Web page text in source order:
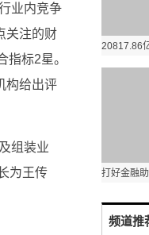
业内竞争
关注的财
标2星。
构给出评
组装业
为王传
频道推